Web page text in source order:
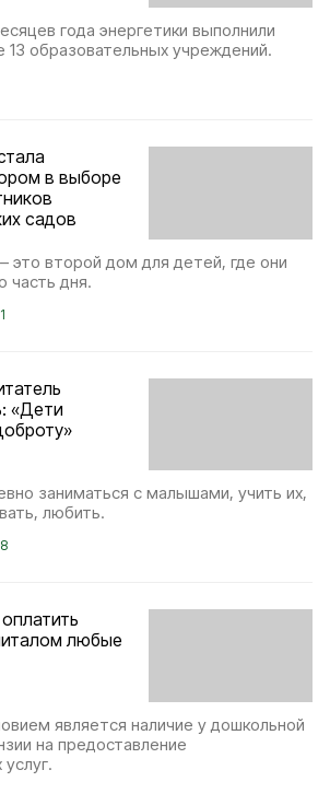
года энергетики выполнили
13 образовательных учреждений.
в выборе
садов
это второй дом для детей, где они
часть дня.
«Дети
заниматься с малышами, учить их,
любить.
любые
является наличие у дошкольной
на предоставление